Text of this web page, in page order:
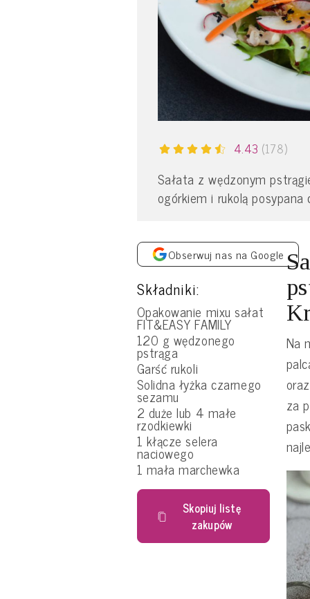
4.43 (178)
Sałata z wędzonym
ogórkiem i rukolą
Obserwuj nas na Google
Składniki:
Opakowanie mixu sałat
FIT&EASY FAMILY
120 g wędzonego
pstrąga
Garść rukoli
Solidna łyżka czarnego
sezamu
2 duże lub 4 małe
rzodkiewki
1 kłącze selera
naciowego
1 mała marchewka
Skopiuj listę
zakupów
Na
za